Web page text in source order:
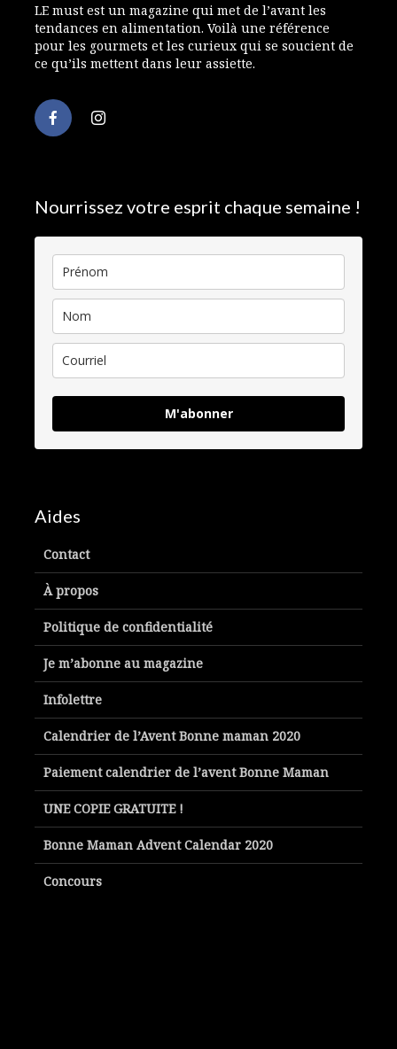
LE must est un magazine qui met de l’avant les
tendances en alimentation. Voilà une référence
pour les gourmets et les curieux qui se soucient de
ce qu’ils mettent dans leur assiette.
Nourrissez votre esprit chaque semaine !
M'abonner
Aides
Contact
À propos
Politique de confidentialité
Je m’abonne au magazine
Infolettre
Calendrier de l’Avent Bonne maman 2020
Paiement calendrier de l’avent Bonne Maman
UNE COPIE GRATUITE !
Bonne Maman Advent Calendar 2020
Concours